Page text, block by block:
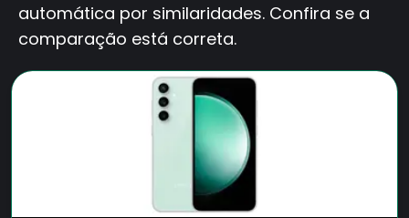
automática por similaridades. Confira se a
comparação está correta.